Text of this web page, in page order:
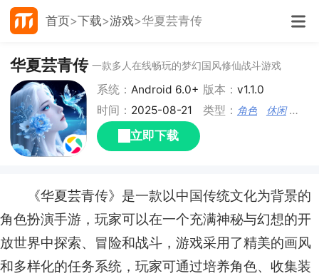
首页 下载 游戏 华夏芸青传
华夏芸青传 一款多人在线畅玩的梦幻国风修仙战斗游戏
系统：Android 6.0+ 版本： v1.1.0
时间： 2025-08-21 类型： 角色 休闲 仙侠
立即下载
《华夏芸青传》是一款以中国传统文化为背景的
角色扮演手游，玩家可以在一个充满神秘与幻想的开
放世界中探索、冒险和战斗，游戏采用了精美的画风
和多样化的任务系统，玩家可通过培养角色、收集装